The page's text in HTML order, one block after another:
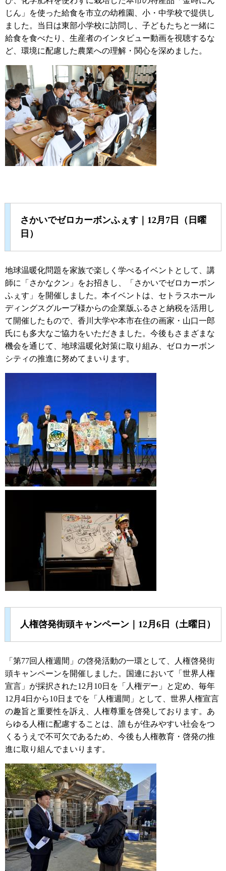
じん」を使った給食を市立の幼稚園、小・中学校で提供し
ました。当日は東部小学校に訪問し、子どもたちと一緒に
給食を食べたり、生産者のインタビュー動画を視聴するな
ど、環境に配慮した農業への理解・関心を深めました。
さかいでゼロカーボンふぇす｜12月7日（日曜
日）
地球温暖化問題を家族で楽しく学べるイベントとして、講
師に「さかなクン」をお招きし、「さかいでゼロカーボン
ふぇす」を開催しました。本イベントは、セトラスホール
ディングスグループ様からの企業版ふるさと納税を活用し
て開催したもので、香川大学や本市在住の画家・山口一郎
氏にも多大なご協力をいただきました。今後もさまざまな
機会を通じて、地球温暖化対策に取り組み、ゼロカーボン
シティの推進に努めてまいります。
人権啓発街頭キャンペーン｜12月6日（土曜日）
「第77回人権週間」の啓発活動の一環として、人権啓発街
頭キャンペーンを開催しました。国連において「世界人権
宣言」が採択された12月10日を「人権デー」と定め、毎年
12月4日から10日までを「人権週間」として、世界人権宣言
の趣旨と重要性を訴え、人権尊重を啓発しております。あ
らゆる人権に配慮することは、誰もが住みやすい社会をつ
くるうえで不可欠であるため、今後も人権教育・啓発の推
進に取り組んでまいります。